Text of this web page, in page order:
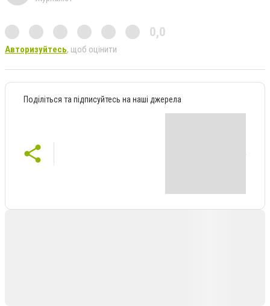
0,0
Авторизуйтесь, щоб оцінити
Поділіться та підписуйтесь на наші джерела